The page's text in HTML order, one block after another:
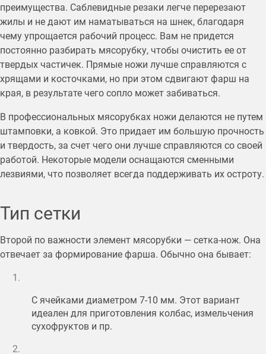
преимущества. Саблевидные резаки легче перерезают
жилы и не дают им наматываться на шнек, благодаря
чему упрощается рабочий процесс. Вам не придется
постоянно разбирать мясорубку, чтобы очистить ее от
твердых частичек. Прямые ножи лучше справляются с
хрящами и косточками, но при этом сдвигают фарш на
края, в результате чего сопло может забиваться.
В профессиональных мясорубках ножи делаются не путем
штамповки, а ковкой. Это придает им большую прочность
и твердость, за счет чего они лучше справляются со своей
работой. Некоторые модели оснащаются сменными
лезвиями, что позволяет всегда поддерживать их остроту.
Тип сетки
Второй по важности элемент мясорубки — сетка-нож. Она
отвечает за формирование фарша. Обычно она бывает:
С ячейками диаметром 7-10 мм. Этот вариант
идеален для приготовления колбас, измельчения
сухофруктов и пр.